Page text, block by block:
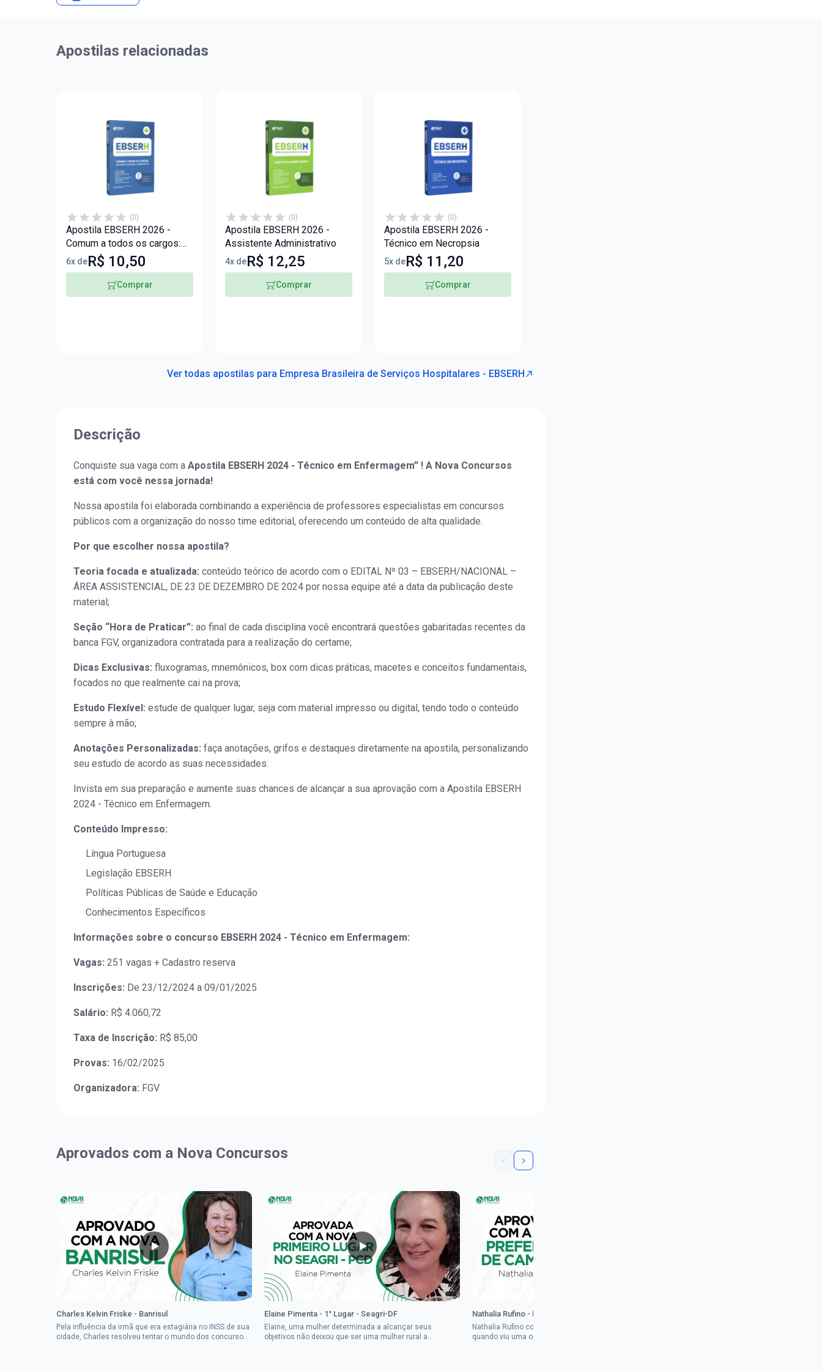
Apostilas relacionadas
(0)
Apostila EBSERH 2026 -
Comum a todos os cargos:
Área Médica, Assistencial e
Administrativa
6x deR$ 10,50
Comprar
(0)
Apostila EBSERH 2026 -
Assistente Administrativo
4x deR$ 12,25
Comprar
(0)
Apostila EBSERH 2026 -
Técnico em Necropsia
5x deR$ 11,20
Comprar
Ver todas apostilas para Empresa Brasileira de Serviços Hospitalares - EBSERH
Descrição
Conquiste sua vaga com a Apostila EBSERH 2024 - Técnico em Enfermagem” ! A Nova Concursos
está com você nessa jornada!
Nossa apostila foi elaborada combinando a experiência de professores especialistas em concursos
públicos com a organização do nosso time editorial, oferecendo um conteúdo de alta qualidade.
Por que escolher nossa apostila?
Teoria focada e atualizada: conteúdo teórico de acordo com o EDITAL Nº 03 – EBSERH/NACIONAL –
ÁREA ASSISTENCIAL, DE 23 DE DEZEMBRO DE 2024 por nossa equipe até a data da publicação deste
material;
Seção “Hora de Praticar”: ao final de cada disciplina você encontrará questões gabaritadas recentes da
banca FGV, organizadora contratada para a realização do certame;
Dicas Exclusivas: fluxogramas, mnemônicos, box com dicas práticas, macetes e conceitos fundamentais,
focados no que realmente cai na prova;
Estudo Flexível: estude de qualquer lugar, seja com material impresso ou digital, tendo todo o conteúdo
sempre à mão;
Anotações Personalizadas: faça anotações, grifos e destaques diretamente na apostila, personalizando
seu estudo de acordo as suas necessidades.
Invista em sua preparação e aumente suas chances de alcançar a sua aprovação com a Apostila EBSERH
2024 - Técnico em Enfermagem.
Conteúdo Impresso:
Língua Portuguesa
Legislação EBSERH
Políticas Públicas de Saúde e Educação
Conhecimentos Específicos
Informações sobre o concurso EBSERH 2024 - Técnico em Enfermagem:
Vagas: 251 vagas + Cadastro reserva
Inscrições: De 23/12/2024 a 09/01/2025
Salário: R$ 4.060,72
Taxa de Inscrição: R$ 85,00
Provas: 16/02/2025
Organizadora: FGV
Aprovados com a Nova Concursos
Charles Kelvin Friske - Banrisul
Pela influência da irmã que era estagiária no INSS de sua
cidade, Charles resolveu tentar o mundo dos concursos
Elaine Pimenta - 1° Lugar - Seagri-DF
Elaine, uma mulher determinada a alcançar seus
objetivos não deixou que ser uma mulher rural a
Nathalia Rufino - Prefeitura de Campinas
Nathalia Rufino começou seus estudos com a Nova
quando viu uma oportunidade no concurso do Banco do